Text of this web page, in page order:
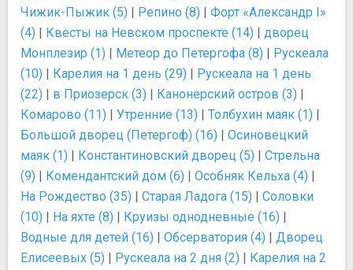
Чижик-Пыжик (5) | Репино (8) | Форт «Александр I»
(4) | Квесты на Невском проспекте (14) | дворец
Монплезир (1) | Метеор до Петергофа (8) | Рускеала
(10) | Карелия на 1 день (29) | Рускеала на 1 день
(22) | в Приозерск (3) | Канонерский остров (3) |
Комарово (11) | Утренние (13) | Толбухин маяк (1) |
Большой дворец (Петергоф) (16) | Осиновецкий
маяк (1) | Константиновский дворец (5) | Стрельна
(9) | Комендантский дом (6) | Особняк Кельха (4) |
На Рождество (35) | Старая Ладога (15) | Соловки
(10) | На яхте (8) | Круизы однодневные (16) |
Водные для детей (16) | Обсерватория (4) | Дворец
Елисеевых (5) | Рускеала на 2 дня (2) | Карелия на 2